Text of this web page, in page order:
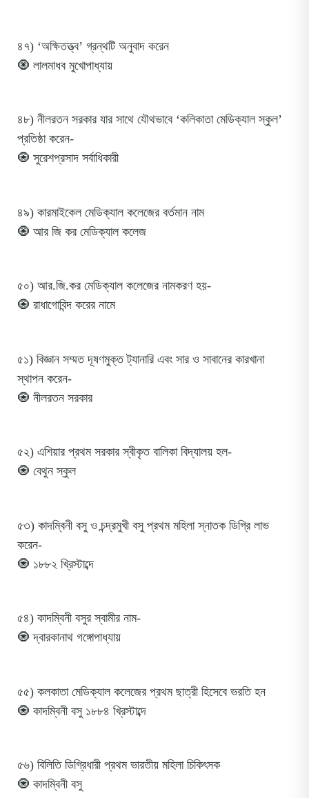
৪৭) ‘অক্ষিতত্ত্ব’ গ্রন্থটি অনুবাদ করেন
🧿 লালমাধব মুখোপাধ্যায়
৪৮) নীলরতন সরকার যার সাথে যৌথভাবে ‘কলিকাতা মেডিক্যাল স্কুল’
প্রতিষ্ঠা করেন-
🧿 সুরেশপ্রসাদ সর্বাধিকারী
৪৯) কারমাইকেল মেডিক্যাল কলেজের বর্তমান নাম
🧿 আর জি কর মেডিক্যাল কলেজ
৫০) আর.জি.কর মেডিক্যাল কলেজের নামকরণ হয়-
🧿 রাধাগোবিন্দ করের নামে
৫১) বিজ্ঞান সম্মত দূষণমুক্ত ট্যানারি এবং সার ও সাবানের কারখানা
স্থাপন করেন-
🧿 নীলরতন সরকার
৫২) এশিয়ার প্রথম সরকার স্বীকৃত বালিকা বিদ্যালয় হল-
🧿 বেথুন স্কুল
৫৩) কাদম্বিনী বসু ও চন্দ্রমুখী বসু প্রথম মহিলা স্নাতক ডিগ্রি লাভ
করেন-
🧿 ১৮৮২ খ্রিস্টাব্দে
৫৪) কাদম্বিনী বসুর স্বামীর নাম-
🧿 দ্বারকানাথ গঙ্গোপাধ্যায়
৫৫) কলকাতা মেডিক্যাল কলেজের প্রথম ছাত্রী হিসেবে ভরতি হন
🧿 কাদম্বিনী বসু ১৮৮৪ খ্রিস্টাব্দে
৫৬) বিলিতি ডিগ্রিধারী প্রথম ভারতীয় মহিলা চিকিৎসক
🧿 কাদম্বিনী বসু